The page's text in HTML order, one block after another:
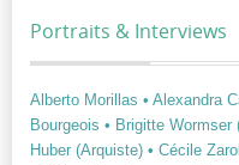
Portraits & Interviews
Alberto Morillas • Alexandra
Bourgeois • Brigitte Wormser
Huber (Arquiste) • Cécile